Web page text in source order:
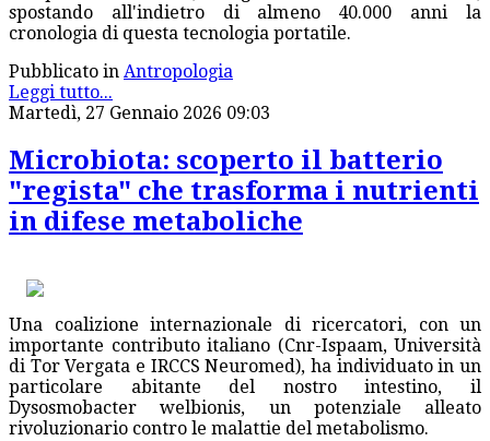
spostando all'indietro di almeno 40.000 anni la
cronologia di questa tecnologia portatile.
Pubblicato in Antropologia
Leggi tutto...
Martedì, 27 Gennaio 2026 09:03
Microbiota: scoperto il batterio
"regista" che trasforma i nutrienti
in difese metaboliche
Una coalizione internazionale di ricercatori, con un
importante contributo italiano (Cnr-Ispaam, Università
di Tor Vergata e IRCCS Neuromed), ha individuato in un
particolare abitante del nostro intestino, il
Dysosmobacter welbionis, un potenziale alleato
rivoluzionario contro le malattie del metabolismo.